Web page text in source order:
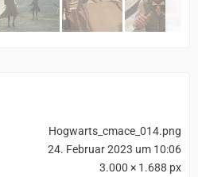
Hogwarts_cmace_014.png
24. Februar 2023 um 10:06
3.000 × 1.688 px